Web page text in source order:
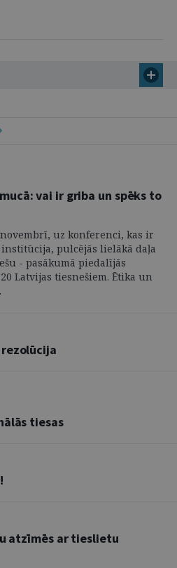
vai ir griba un spēks to
uz konferenci, kas ir
pulcējās lielākā daļa
- pasākumā piedalījās
Latvijas tiesnešiem. Ētika un
tiesas
atzīmēs ar tieslietu